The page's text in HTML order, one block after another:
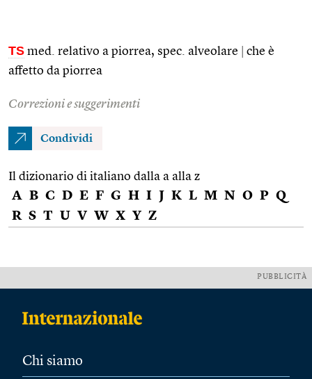
TS med. relativo a piorrea, spec. alveolare
che è
affetto da piorrea
Correzioni e suggerimenti
Condividi
Il dizionario di italiano dalla a alla z
A B C D E F G H I J K L M N O P Q
R S T U V W X Y Z
PUBBLICITÀ
Chi siamo